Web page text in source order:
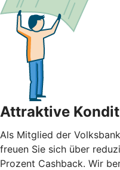
Attraktive
Als Mitglied der
freuen Sie sich über
Prozent Cashback. Wir